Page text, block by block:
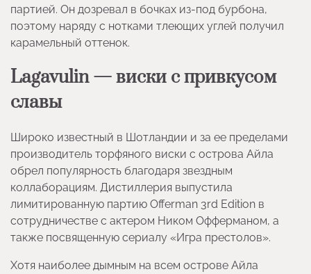
партией. Он дозревал в бочках из-под бурбона,
поэтому наряду с нотками тлеющих углей получил
карамельный оттенок.
Lagavulin — виски с привкусом
славы
Широко известный в Шотландии и за ее пределами
производитель торфяного виски с острова Айла
обрел популярность благодаря звездным
коллаборациям. Дистиллерия выпустила
лимитированную партию Offerman 3rd Edition в
сотрудничестве с актером Ником Офферманом, а
также посвященную сериалу «Игра престолов».
Хотя наиболее дымным на всем острове Айла